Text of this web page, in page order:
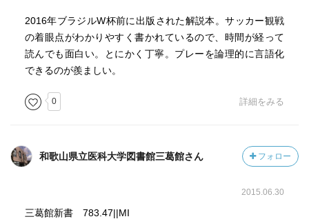
2016年ブラジルW杯前に出版された解説本。サッカー観戦
の着眼点がわかりやすく書かれているので、時間が経って
読んでも面白い。とにかく丁寧。プレーを論理的に言語化
できるのが羨ましい。
0 詳細をみる
和歌山県立医科大学図書館三葛館さん フォロー
2015.06.30
三葛館新書 783.47||MI